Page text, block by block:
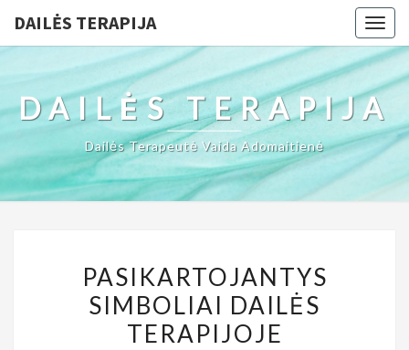
DAILĖS TERAPIJA
DAILĖS TERAPIJA
Dailės Terapeutė Vaida Adomaitienė
SIMBOLIAI
DAILĖS
TERAPIJOJE
PASIKARTOJANTYS
SIMBOLIAI DAILĖS
TERAPIJOJE